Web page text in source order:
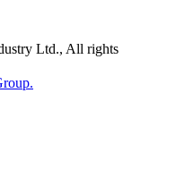
Ltd., All rights